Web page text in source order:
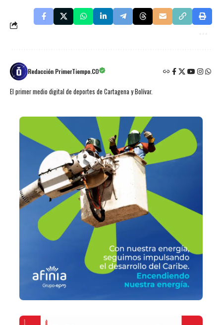
Redacción PrimerTiempo.CO
El primer medio digital de deportes de Cartagena y Bolívar.